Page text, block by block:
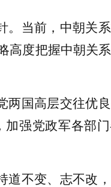
。当前，中朝关
高度把握中朝关
国高层交往优
强党政军各部
不变、志不改